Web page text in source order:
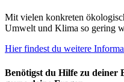
Mit vielen konkreten
Umwelt und Klima so gering
Hier findest du weitere
Benötigst du Hilfe zu deiner